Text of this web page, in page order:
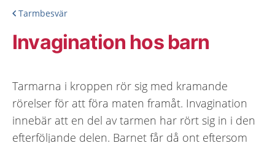
Tarmbesvär
Invagination hos barn
Tarmarna i kroppen rör sig med kramande
rörelser för att föra maten framåt. Invagination
innebär att en del av tarmen har rört sig in i den
efterföljande delen. Barnet får då ont eftersom